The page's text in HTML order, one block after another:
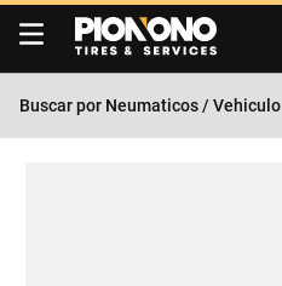
Buscar por Neumaticos / Vehiculo